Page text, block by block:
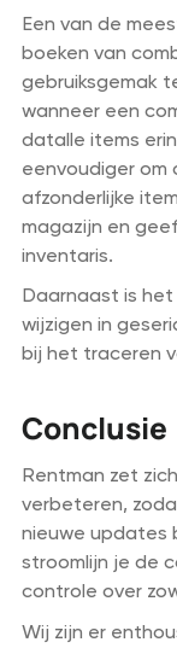
Een van de
boeken van
gebruiksgemak
wanneer een
datalle items
eenvoudiger om
afzonderlijke
magazijn en
inventaris.
Daarnaast is
wijzigen in
bij het traceren
Conclusie
Rentman zet
verbeteren,
nieuwe updates
stroomlijn je de
controle over
Wij zijn er